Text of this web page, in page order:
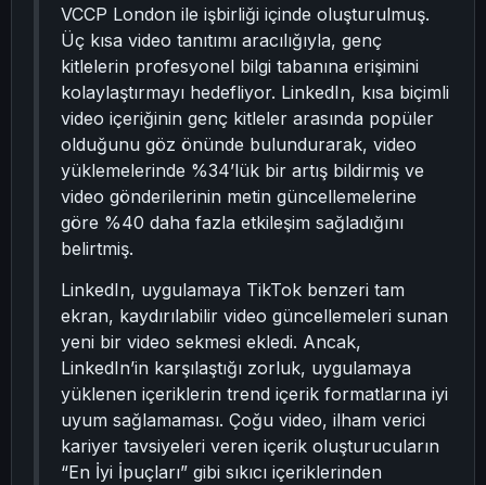
VCCP London ile işbirliği içinde oluşturulmuş.
Üç kısa video tanıtımı aracılığıyla, genç
kitlelerin profesyonel bilgi tabanına erişimini
kolaylaştırmayı hedefliyor. LinkedIn, kısa biçimli
video içeriğinin genç kitleler arasında popüler
olduğunu göz önünde bulundurarak, video
yüklemelerinde %34’lük bir artış bildirmiş ve
video gönderilerinin metin güncellemelerine
göre %40 daha fazla etkileşim sağladığını
belirtmiş.
LinkedIn, uygulamaya TikTok benzeri tam
ekran, kaydırılabilir video güncellemeleri sunan
yeni bir video sekmesi ekledi. Ancak,
LinkedIn’in karşılaştığı zorluk, uygulamaya
yüklenen içeriklerin trend içerik formatlarına iyi
uyum sağlamaması. Çoğu video, ilham verici
kariyer tavsiyeleri veren içerik oluşturucuların
“En İyi İpuçları” gibi sıkıcı içeriklerinden